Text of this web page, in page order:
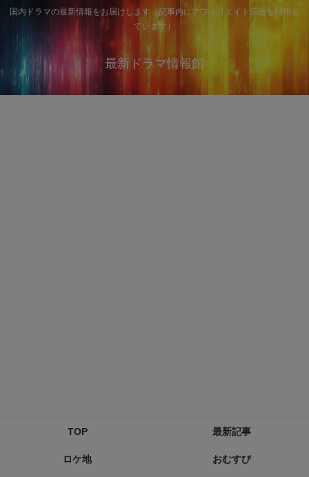
国内ドラマの最新情報をお届けします（記事内にアフィリエイト広告を利用し
ています）
最新ドラマ情報館
TOP 最新記事
ロケ地 おむすび